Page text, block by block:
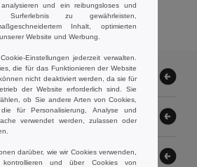
Produkte Anzeigen.
uns
und ein reibungsloses und
Surferlebnis zu gewährleisten,
Inhalt, optimierten
Website und Werbung.
Einstellungen jederzeit verwalten.
die für das Funktionieren der Website
nicht deaktiviert werden, da sie für
der Website erforderlich sind. Sie
ob Sie andere Arten von Cookies,
für Personalisierung, Analyse und
verwendet werden, zulassen oder
darüber, wie wir Cookies verwenden,
und über Cookies von